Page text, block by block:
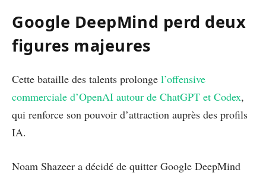
Google DeepMind perd deux
figures majeures
Cette bataille des talents prolonge l’offensive
commerciale d’OpenAI autour de ChatGPT et Codex,
qui renforce son pouvoir d’attraction auprès des profils
IA.
Noam Shazeer a décidé de quitter Google DeepMind